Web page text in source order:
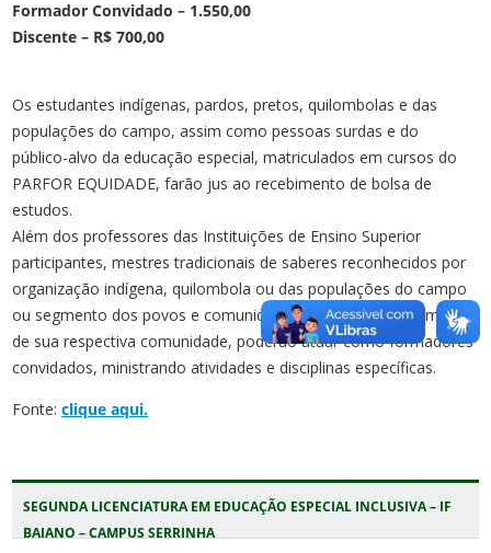
Formador Convidado – 1.550,00
Discente – R$ 700,00
Os estudantes indígenas, pardos, pretos, quilombolas e das
populações do campo, assim como pessoas surdas e do
público-alvo da educação especial, matriculados em cursos do
PARFOR EQUIDADE, farão jus ao recebimento de bolsa de
estudos.
Além dos professores das Instituições de Ensino Superior
participantes, mestres tradicionais de saberes reconhecidos por
organização indígena, quilombola ou das populações do campo
ou segmento dos povos e comunidades tradicionais, no âmbito
de sua respectiva comunidade, poderão atuar como formadores
convidados, ministrando atividades e disciplinas específicas.
Fonte:clique aqui.
SEGUNDA LICENCIATURA EM EDUCAÇÃO ESPECIAL INCLUSIVA – IF
BAIANO – CAMPUS SERRINHA